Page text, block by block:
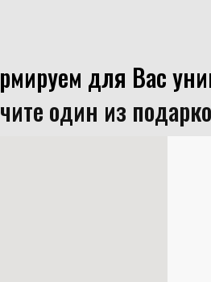
для Вас
один из